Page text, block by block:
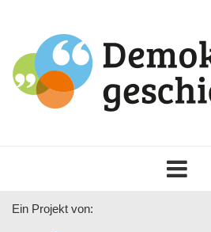
navigation
Ein Projekt von: